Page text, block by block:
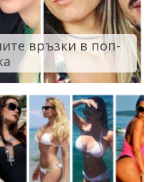
връзки в поп-